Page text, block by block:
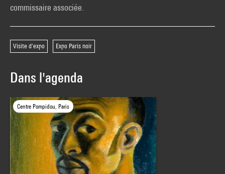
commissaire associée.
Visite d'expo Expo Paris noir
Dans l'agenda
Centre Pompidou, Paris